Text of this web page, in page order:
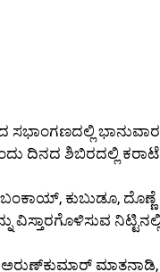
ಸಭಾಂಗಣದಲ್ಲಿ
ದಿನದ ಶಿಬಿರದಲ್ಲಿ
ಕುಬುಡೂ, ದೊಣ್ಣೆ